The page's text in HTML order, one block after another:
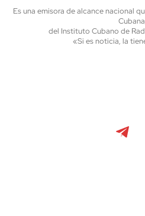
Es una emisora de alcance nacional
del Instituto Cubano de
«Si es noticia, la